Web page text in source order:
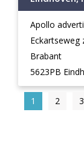
Apollo
Eckartseweg
Brabant
5623PB
1 2 3